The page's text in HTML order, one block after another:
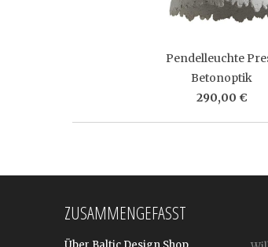
Pendelleuchte
Betonoptik
290,00 €
ZUSAMMENGEFASST